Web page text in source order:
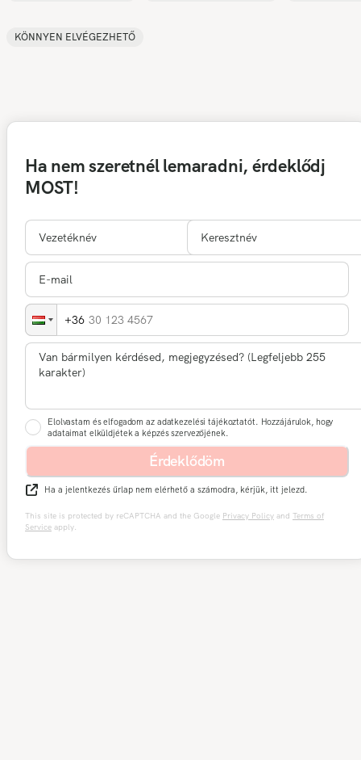
KÖNNYEN ELVÉGEZHETŐ
Ha nem szeretnél lemaradni, érdeklődj
MOST!
30 123 4567
Elolvastam és elfogadom az adatkezelési tájékoztatót. Hozzájárulok, hogy
adataimat elküldjétek a képzés szervezőjének.
Érdeklődöm
Ha a jelentkezés űrlap nem elérhető a számodra, kérjük, itt jelezd.
This site is protected by reCAPTCHA and the Google Privacy Policy and Terms of
Service apply.